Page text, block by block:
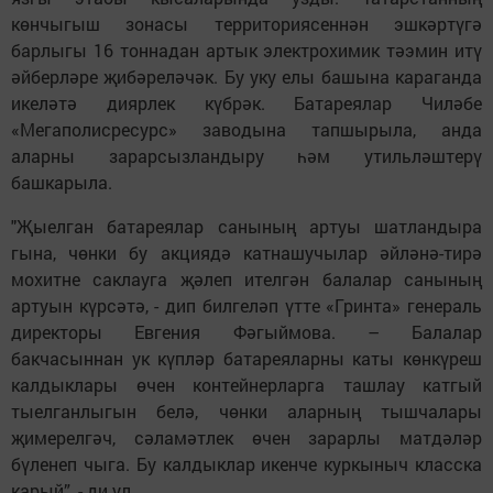
көнчыгыш зонасы территориясеннән эшкәртүгә
барлыгы 16 тоннадан артык электрохимик тәэмин итү
әйберләре җибәреләчәк. Бу уку елы башына караганда
икеләтә диярлек күбрәк. Батареялар Чиләбе
«Мегаполисресурс» заводына тапшырыла, анда
аларны зарарсызландыру һәм утильләштерү
башкарыла.
"Җыелган батареялар санының артуы шатландыра
гына, чөнки бу акциядә катнашучылар әйләнә-тирә
мохитне саклауга җәлеп ителгән балалар санының
артуын күрсәтә, - дип билгеләп үтте «Гринта» генераль
директоры Евгения Фәгыймова. – Балалар
бакчасыннан ук күпләр батареяларны каты көнкүреш
калдыклары өчен контейнерларга ташлау катгый
тыелганлыгын белә, чөнки аларның тышчалары
җимерелгәч, сәламәтлек өчен зарарлы матдәләр
бүленеп чыга. Бу калдыклар икенче куркыныч класска